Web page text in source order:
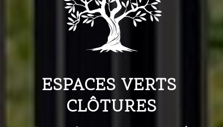
ESPACES VERTS
CLÔTURES